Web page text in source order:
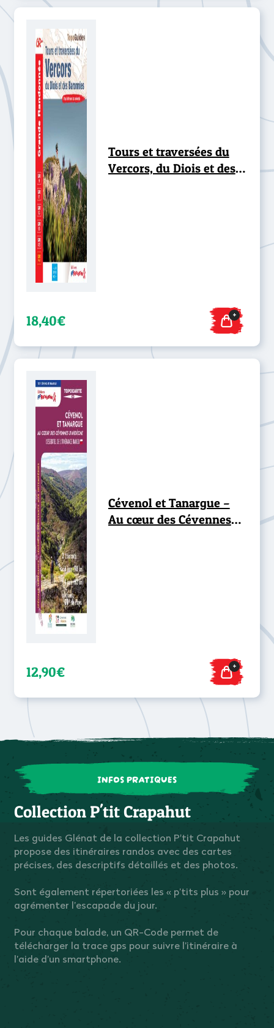
Tours et traversées du
Vercors, du Diois et des
18,40€ +
Cévenol et Tanargue –
Au cœur des Cévennes
12,90€ +
INFOS PRATIQUES
Collection P'tit Crapahut
Les guides Glénat de la collection P'tit Crapahut
propose des itinéraires randos avec des cartes
précises, des descriptifs détaillés et des photos.
Sont également répertoriées les « p’tits plus » pour
agrémenter l’escapade du jour.
Pour chaque balade, un QR-Code permet de
télécharger la trace gps pour suivre l’itinéraire à
l’aide d’un smartphone.